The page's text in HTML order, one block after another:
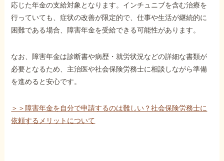
応じた年金の支給対象となります。インチュニブを含む治療を
行っていても、症状の改善が限定的で、仕事や生活が継続的に
困難である場合、障害年金を受給できる可能性があります。
なお、障害年金は診断書や病歴・就労状況などの詳細な書類が
必要となるため、主治医や社会保険労務士に相談しながら準備
を進めると安心です。
＞＞障害年金を自分で申請するのは難しい？社会保険労務士に
依頼するメリットについて